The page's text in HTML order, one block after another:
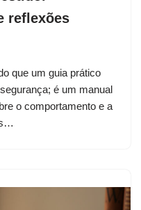
reflexões
que um guia prático
é um manual
o comportamento e a